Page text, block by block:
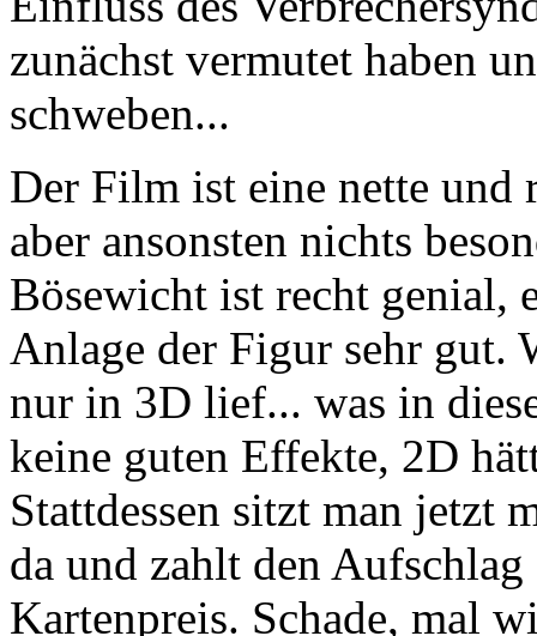
zunächst vermutet haben
schweben...
Der Film ist eine nette
aber ansonsten nichts
Bösewicht ist recht genial,
Anlage der Figur sehr gut.
nur in 3D lief... was in
keine guten Effekte, 2D
Stattdessen sitzt man jetzt
da und zahlt den
Kartenpreis. Schade, mal